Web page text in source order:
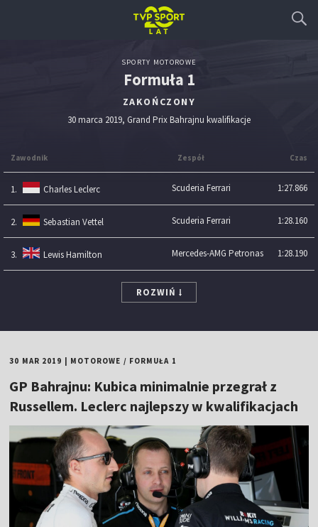
SPORTY MOTOROWE
Formuła 1
ZAKOŃCZONY
30 marca 2019, Grand Prix Bahrajnu kwalifikacje
Zawodnik Zespół Czas
1. Charles Leclerc Scuderia Ferrari 1:27.866
2. Sebastian Vettel Scuderia Ferrari 1:28.160
3. Lewis Hamilton Mercedes-AMG Petronas 1:28.190
ROZWIŃ
30 MAR 2019 MOTOROWE / FORMUŁA 1
GP Bahrajnu: Kubica minimalnie przegrał z
Russellem. Leclerc najlepszy w kwalifikacjach